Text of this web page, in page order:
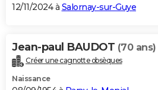
12/11/2024 à Salornay-sur-Guye
Jean-paul BAUDOT (70 ans)
Créer une cagnotte obsèques
Naissance